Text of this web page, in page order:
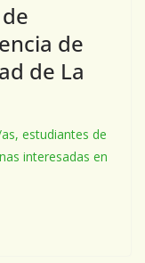
de
de La
estudiantes de
interesadas en